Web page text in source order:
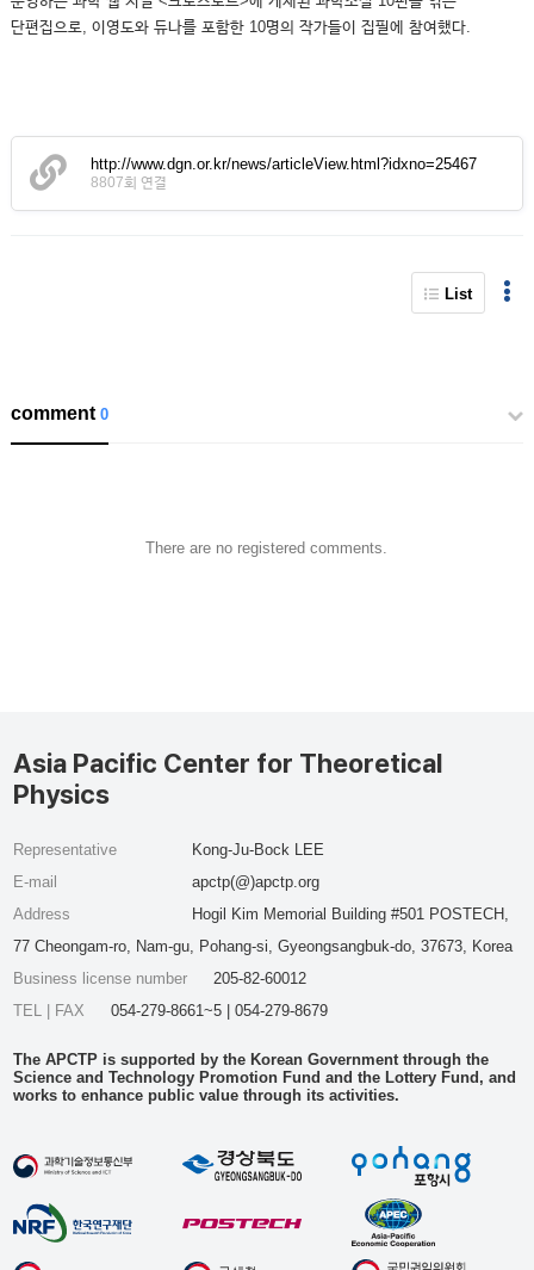
단편집으로, 이영도와 듀나를 포함한 10명의 작가들이 집필에 참여했다.
http://www.dgn.or.kr/news/articleView.html?idxno=25467
8807회 연결
List
comment0
There are no registered comments.
Asia Pacific Center for Theoretical
Physics
Representative
Kong-Ju-Bock LEE
E-mail
apctp(@)apctp.org
Address
Hogil Kim Memorial Building #501 POSTECH,
77 Cheongam-ro, Nam-gu, Pohang-si, Gyeongsangbuk-do, 37673, Korea
Business license number
205-82-60012
TEL | FAX
054-279-8661~5 | 054-279-8679
The APCTP is supported by the Korean Government through the
Science and Technology Promotion Fund and the Lottery Fund, and
works to enhance public value through its activities.